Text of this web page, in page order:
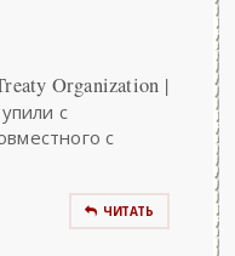
Organization |
с
с
ЧИТАТЬ